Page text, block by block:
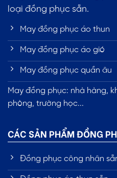
loại đồng phục sẵn.
May đồng phục áo thun
May đồng phục áo gió
May đồng phục quần âu
May đồng phục: nhà hàng,
phòng, trường học...
CÁC SẢN PHẨM ĐỒNG
Đồng phục công nhân